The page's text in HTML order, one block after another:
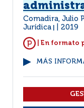
Comadira, Julio
Jurídica
2019
| En formato
MÁS